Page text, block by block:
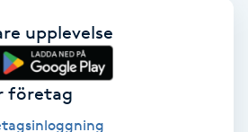
upplevelse
företag